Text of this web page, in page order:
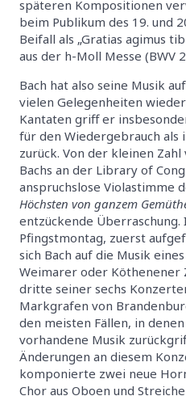
späteren Kompositionen
beim Publikum des 19. und
Beifall als „Gratias agimus
aus der h-Moll Messe (BWV
Bach hat also seine Musik
vielen Gelegenheiten
Kantaten griff er
für den Wiedergebrauch als
zurück. Von der kleinen Zahl
Bachs an der Library of
anspruchslose Violastimme
Höchsten von ganzem
entzückende
Pfingstmontag, zuerst
sich Bach auf die Musik
Weimarer oder Köthenener
dritte seiner sechs
Markgrafen von
den meisten Fällen, in
vorhandene Musik
Änderungen an diesem
komponierte zwei neue
Chor aus Oboen und